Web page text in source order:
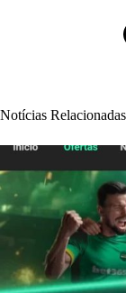
Notícias Relacionadas